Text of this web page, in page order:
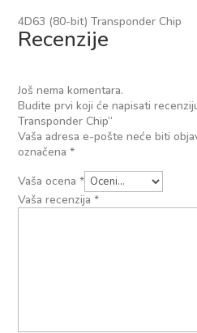
4D63 (80-bit) Transponder Chip
Recenzije
Još nema komentara.
Budite prvi koji će napisati
Transponder Chip“
Vaša adresa e-pošte neće biti
označena*
Vaša ocena*
Vaša recenzija*